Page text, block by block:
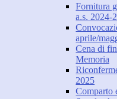
Fornitura
a.s. 2024-
aprile/
Cena di
Memoria
2025
Comparto